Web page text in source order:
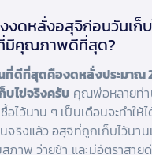
งดหลั่งอสุจิก่อนวันเก็
ที่มีคุณภาพดีที่สุด?
ที่ดีที่สุดคืองดหลั่งประมาณ
บไข่จริงครับ คุณพ่อหลายท่า
อไว้นาน ๆ เป็นเดือนจะทำให้
จริงแล้ว อสุจิที่ถูกเก็บไว้นาน
ภาพ ว่ายช้า และมีอัตราสาย